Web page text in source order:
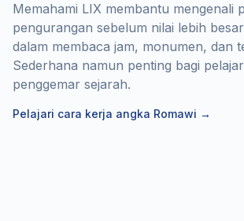
Memahami LIX membantu mengenali
pengurangan sebelum nilai lebih
dalam membaca jam, monumen, dan
Sederhana namun penting bagi
penggemar sejarah.
Pelajari cara kerja angka Romawi →